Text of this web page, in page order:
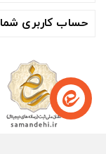
حساب کاربری شما